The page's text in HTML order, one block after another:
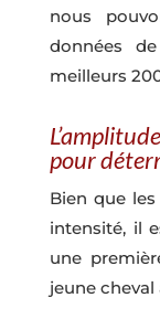
nous
données
meilleurs
pour
Bien que
intensité, il
une
jeune cheval